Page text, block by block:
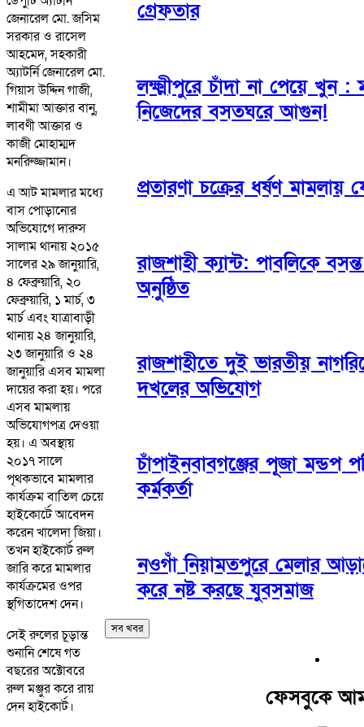
জেনারেল মো. জসিম
সরকার ও রাসেল
আহমেদ, সহকারী
অ্যাটর্নি জেনারেল মো.
গিয়াস উদ্দিন গাজী,
শামীমা আক্তার বানু,
লাবণী আক্তার ও
কাজী মোহাম্মদ
মনরিুজ্জামান।
এ আট মামলার মধ্যে
বাস পোড়ানোর
অভিযোগে দারুস
সালাম থানায় ২০১৫
সালের ২৯ জানুয়ারি,
৪ ফেব্রুয়ারি, ২০
ফেব্রুয়ারি, ১ মার্চ, ৩
মার্চ এবং যাত্রাবাড়ী
থানায় ২৪ জানুয়ারি,
২৩ জানুয়ারি ও ২৪
জানুয়ারি এসব মামলা
দায়ের করা হয়। পরে
এসব মামলায়
অভিযোগপত্র দেওয়া
হয়। এ অবস্থায়
২০১৭ সালে
পৃথকভাবে মামলার
কার্যক্রম বাতিল চেয়ে
হাইকোর্টে আবেদন
করেন খালেদা জিয়া।
তখন হাইকোর্ট রুল
জারি করে মামলার
কার্যক্রমের ওপর
স্থগিতাদেশ দেন।
সেই রুলের চূড়ান্ত
শুনানি শেষে গত
বছরের অক্টোবরে
রুল মঞ্জুর করে রায়
দেন হাইকোর্ট।
গ্রেফতার
লক্ষ্মীপুরে চাঁদা না পেয়ে খুন :
নিজেদের বসতঘরে আগুন!
প্রতারণা চক্রের ধর্ষণ
রাজশাহী ক্যান্ট: পাবলিকে
অনুষ্ঠিত
রাজশাহীতে দুই ভারতীয়
দখলের অভিযোগ
চাঁপাইনবাবগঞ্জের পূজা মন্ডপ
কর্মকর্তা
নওগাঁ নিয়ামতপুরে মেলার
করে নষ্ট করছে যুবসমাজ
সব খবর
ফেসবুকে